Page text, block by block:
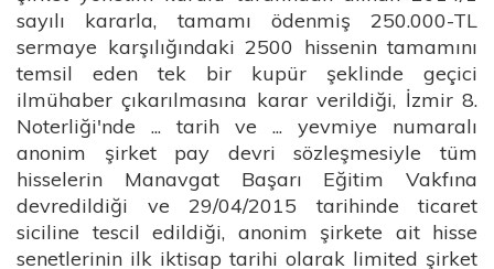
sayılı kararla, tamamı ödenmiş 250.000-TL
sermaye karşılığındaki 2500 hissenin tamamını
temsil eden tek bir kupür şeklinde geçici
ilmühaber çıkarılmasına karar verildiği, İzmir 8.
Noterliği'nde ... tarih ve ... yevmiye numaralı
anonim şirket pay devri sözleşmesiyle tüm
hisselerin Manavgat Başarı Eğitim Vakfına
devredildiği ve 29/04/2015 tarihinde ticaret
siciline tescil edildiği, anonim şirkete ait hisse
senetlerinin ilk iktisap tarihi olarak limited şirket